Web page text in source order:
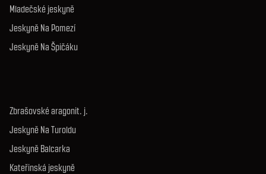
Mladečské jeskyně
Jeskyně Na Pomezí
Jeskyně Na Špičáku
Zbrašovské aragonit. j.
Jeskyně Na Turoldu
Jeskyně Balcarka
Kateřinská jeskyně